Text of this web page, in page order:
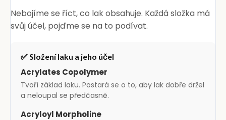
Nebojíme se říct, co lak obsahuje. Každá složka má
svůj účel, pojďme se na to podívat.
✅ Složení laku a jeho účel
Acrylates Copolymer
Tvoří základ laku. Postará se o to, aby lak dobře držel
a neloupal se předčasně.
Acryloyl Morpholine